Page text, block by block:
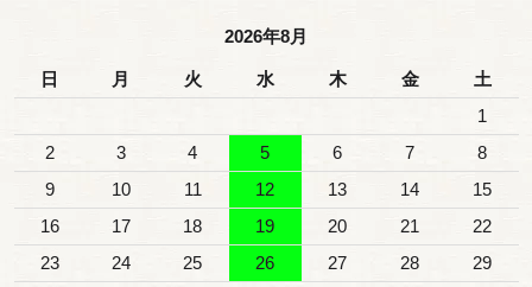
2026年8月
日 月 火 水 木 金
土
1
2
3 4 5 6 7
8
9
10 11 12 13 14
15
16
17 18 19 20 21
22
23
24 25 26 27 28
29